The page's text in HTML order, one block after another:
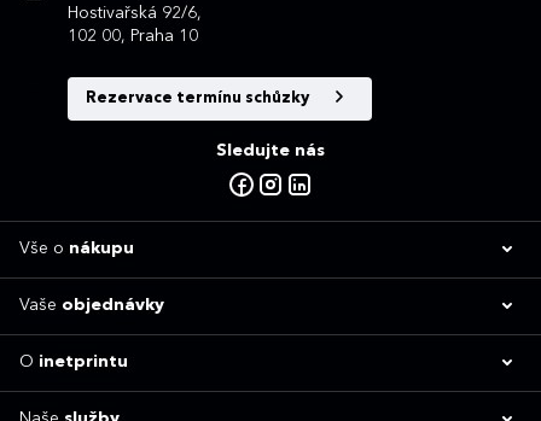
Hostivařská 92/6,
102 00, Praha 10
Rezervace termínu schůzky
Sledujte nás
Vše o nákupu
Vaše objednávky
O inetprintu